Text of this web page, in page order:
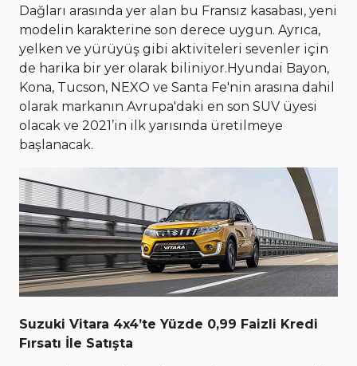
Dağları arasında yer alan bu Fransız kasabası, yeni
modelin karakterine son derece uygun. Ayrıca,
yelken ve yürüyüş gibi aktiviteleri sevenler için
de harika bir yer olarak biliniyor.Hyundai Bayon,
Kona, Tucson, NEXO ve Santa Fe'nin arasına dahil
olarak markanın Avrupa'daki en son SUV üyesi
olacak ve 2021’in ilk yarısında üretilmeye
başlanacak.
Suzuki Vitara 4x4’te Yüzde 0,99 Faizli Kredi
Fırsatı İle Satışta